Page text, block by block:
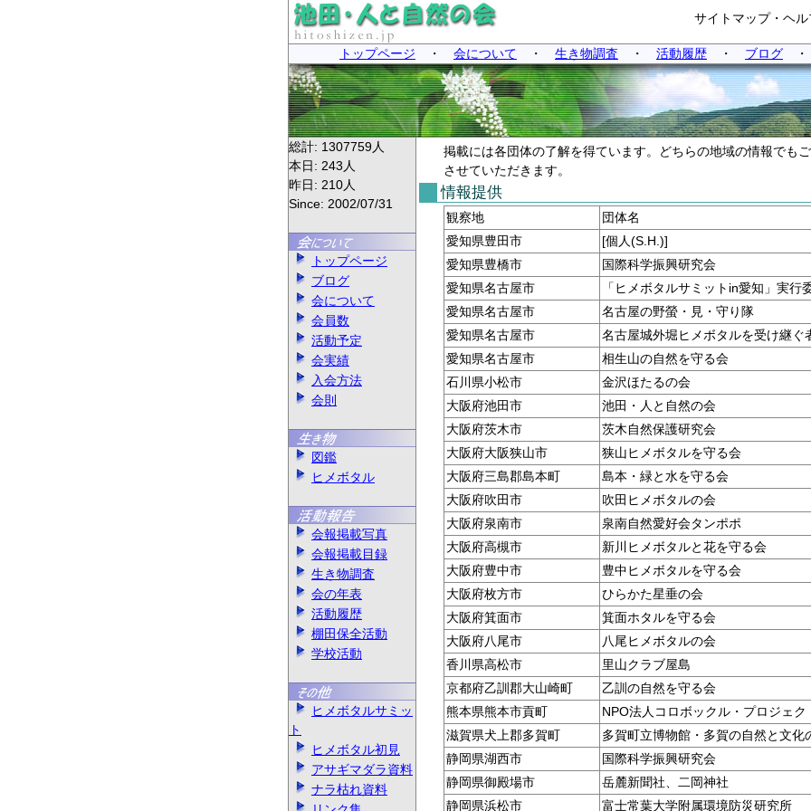
サイトマップ・ヘ
トップページ ・ 会について ・ 生き物調査 ・ 活動履歴 ・ ブログ
掲載には各団体の了解を得ています。どちらの地域の情報でも
させていただきます。
情報提供
観察地
団体名
愛知県豊田市
[個人(S.H.)]
愛知県豊橋市
国際科学振興研究会
愛知県名古屋市
「ヒメボタルサミットin愛知」実行
愛知県名古屋市
名古屋の野螢・見・守り隊
愛知県名古屋市
名古屋城外堀ヒメボタルを受け継ぐ
愛知県名古屋市
相生山の自然を守る会
石川県小松市
金沢ほたるの会
大阪府池田市
池田・人と自然の会
大阪府茨木市
茨木自然保護研究会
大阪府大阪狭山市
狭山ヒメボタルを守る会
大阪府三島郡島本町
島本・緑と水を守る会
大阪府吹田市
吹田ヒメボタルの会
大阪府泉南市
泉南自然愛好会タンポポ
大阪府高槻市
新川ヒメボタルと花を守る会
大阪府豊中市
豊中ヒメボタルを守る会
大阪府枚方市
ひらかた星垂の会
大阪府箕面市
箕面ホタルを守る会
大阪府八尾市
八尾ヒメボタルの会
香川県高松市
里山クラブ屋島
京都府乙訓郡大山崎町
乙訓の自然を守る会
熊本県熊本市貢町
NPO法人コロボックル・プロジェク
滋賀県犬上郡多賀町
多賀町立博物館・多賀の自然と文化
静岡県湖西市
国際科学振興研究会
静岡県御殿場市
岳麓新聞社、二岡神社
静岡県浜松市
富士常葉大学附属環境防災研究所
総計: 1307759人
本日: 243 人
昨日: 210人
Since: 2002/07/31
トップページ
ブログ
会について
会員数
活動予定
会実績
入会方法
会則
図鑑
ヒメボタル
会報掲載写真
会報掲載目録
生き物調査
会の年表
活動履歴
棚田保全活動
学校活動
ヒメボタルサミッ
ト
ヒメボタル初見
アサギマダラ資料
ナラ枯れ資料